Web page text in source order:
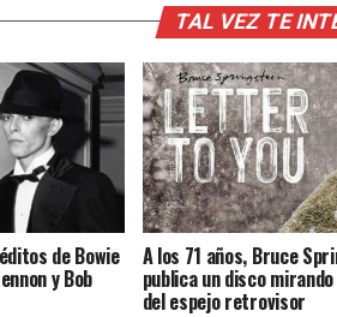
TAL VEZ TE
de Bowie
y Bob
A los 71 años, Bruce
publica un disco
del espejo retrovisor